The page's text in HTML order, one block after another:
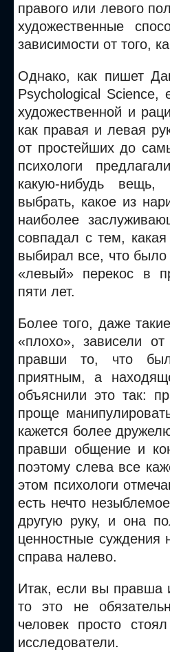
правого или левого
художественные
зависимости от того,
Однако, как пишет
Psychological Science,
художественной и
как правая и левая
от простейших до
психологи
какую-нибудь вещь,
выбрать, какое из
наиболее
совпадал с тем,
выбирал все, что
«левый» перекос в
пяти лет.
Более того, даже
«плохо», зависели
правши то, что
приятным, а
объяснили это так:
проще
кажется более
правши общение и
поэтому слева все
этом психологи
есть нечто
другую руку, и она
ценностные суждения
справа налево.
Итак, если вы правша
то это не
человек просто
исследователи.